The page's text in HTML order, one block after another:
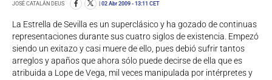
JOSÉ CATALÁN DEUS 02 Abr 2009 - 13:11 CET
La Estrella de Sevilla es un superclásico y ha gozado de continuas
representaciones durante sus cuatro siglos de existencia. Empezó
siendo un exitazo y casi muere de ello, pues debió sufrir tantos
arreglos y apaños que ahora sólo puede decirse de ella que es
atribuida a Lope de Vega, mil veces manipulada por intérpretes y